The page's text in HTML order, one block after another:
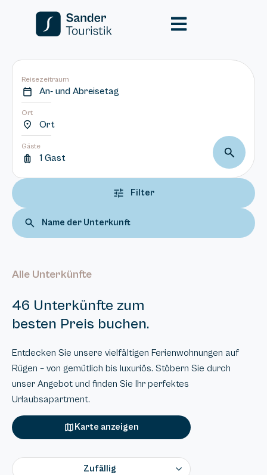
Reisezeitraum
An- und Abreisetag
Ort
Ort
Gäste
1 Gast
Filter
Name der Unterkunft
Alle Unterkünfte
46 Unterkünfte zum
besten Preis buchen.
Entdecken Sie unsere vielfältigen Ferienwohnungen auf
Rügen – von gemütlich bis luxuriös. Stöbern Sie durch
unser Angebot und finden Sie Ihr perfektes
Urlaubsapartment.
Karte anzeigen
Zufällig